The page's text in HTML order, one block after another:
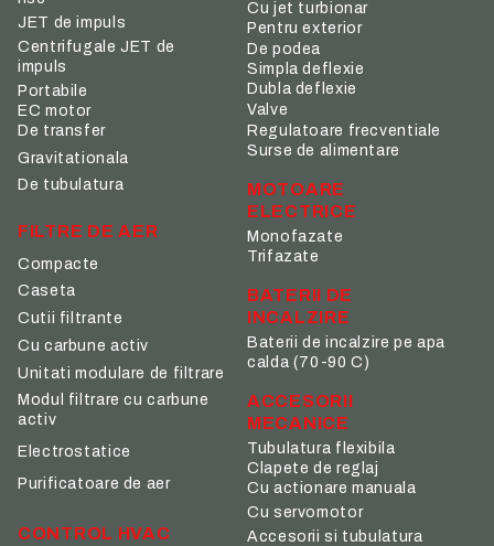
JET de impuls
Centrifugale JET de
impuls
Portabile
EC motor
Cu jet turbionar
Pentru exterior
De podea
Simpla deflexie
Dubla deflexie
Valve
De transfer
Gravitationala
De tubulatura
FILTRE DE AER
Compacte
Caseta
Cutii filtrante
Cu carbune activ
Unitati modulare de filtrare
Modul filtrare cu carbune
activ
Electrostatice
Purificatoare de aer
CONTROL HVAC
Regulatoare frecventiale
Surse de alimentare
MOTOARE
ELECTRICE
Monofazate
Trifazate
BATERII DE
INCALZIRE
Baterii de incalzire pe apa
calda (70-90 C)
ACCESORII
MECANICE
Tubulatura flexibila
Clapete de reglaj
Cu actionare manuala
Cu servomotor
Accesorii si tubulatura